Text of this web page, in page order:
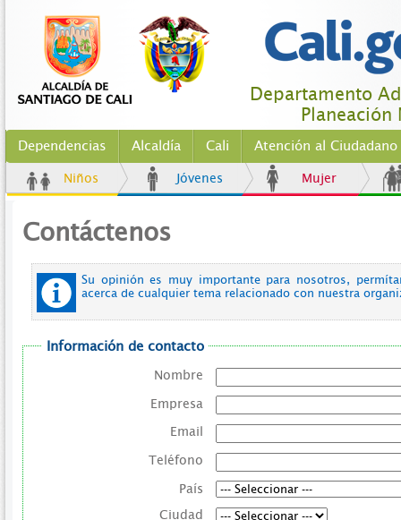
Departamento
Dependencias Alcaldía Cali Atención al Ciudadano
Niños Jóvenes Mujer
Contáctenos
Su opinión es muy importante para nosotros,
acerca de cualquier tema relacionado con nuestra
Información de contacto
Nombre
Empresa
Email
Teléfono
País
Ciudad